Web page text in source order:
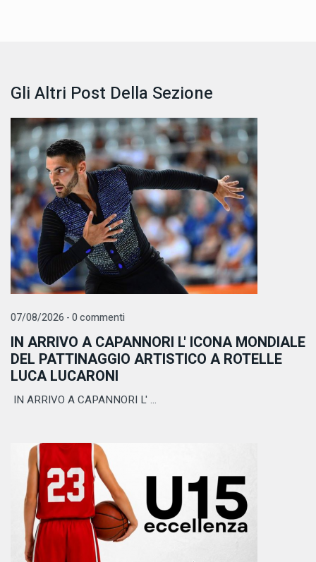
Gli Altri Post Della Sezione
07/08/2026 - 0 commenti
IN ARRIVO A CAPANNORI L' ICONA MONDIALE
DEL PATTINAGGIO ARTISTICO A ROTELLE
LUCA LUCARONI
IN ARRIVO A CAPANNORI L' ...